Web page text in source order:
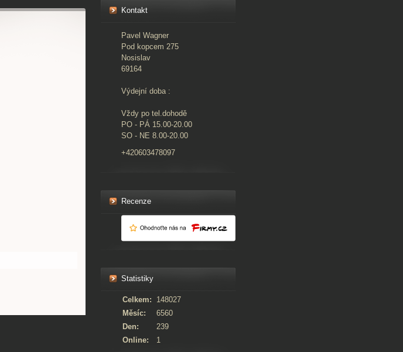
Kontakt
Pavel Wagner
Pod kopcem 275
Nosislav
69164
Výdejní doba :
Vždy po tel.dohodě
PO - PÁ 15.00-20.00
SO - NE 8.00-20.00
+420603478097
Recenze
Statistiky
Online: 1
Celkem:
148027
Měsíc:
6560
Den:
239